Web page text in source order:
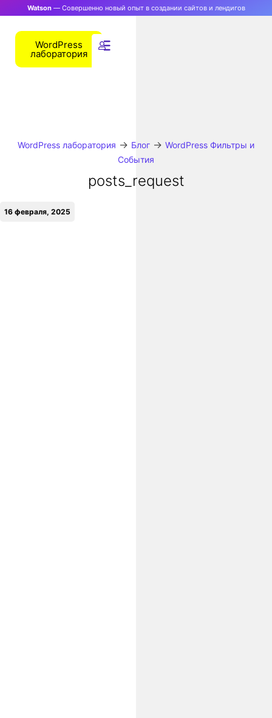
Watson— Совершенно новый опыт в создании сайтов и лендигов
WordPress
лаборатория
WordPress лаборатория → Блог → WordPress Фильтры и
События
posts_request
16 февраля, 2025